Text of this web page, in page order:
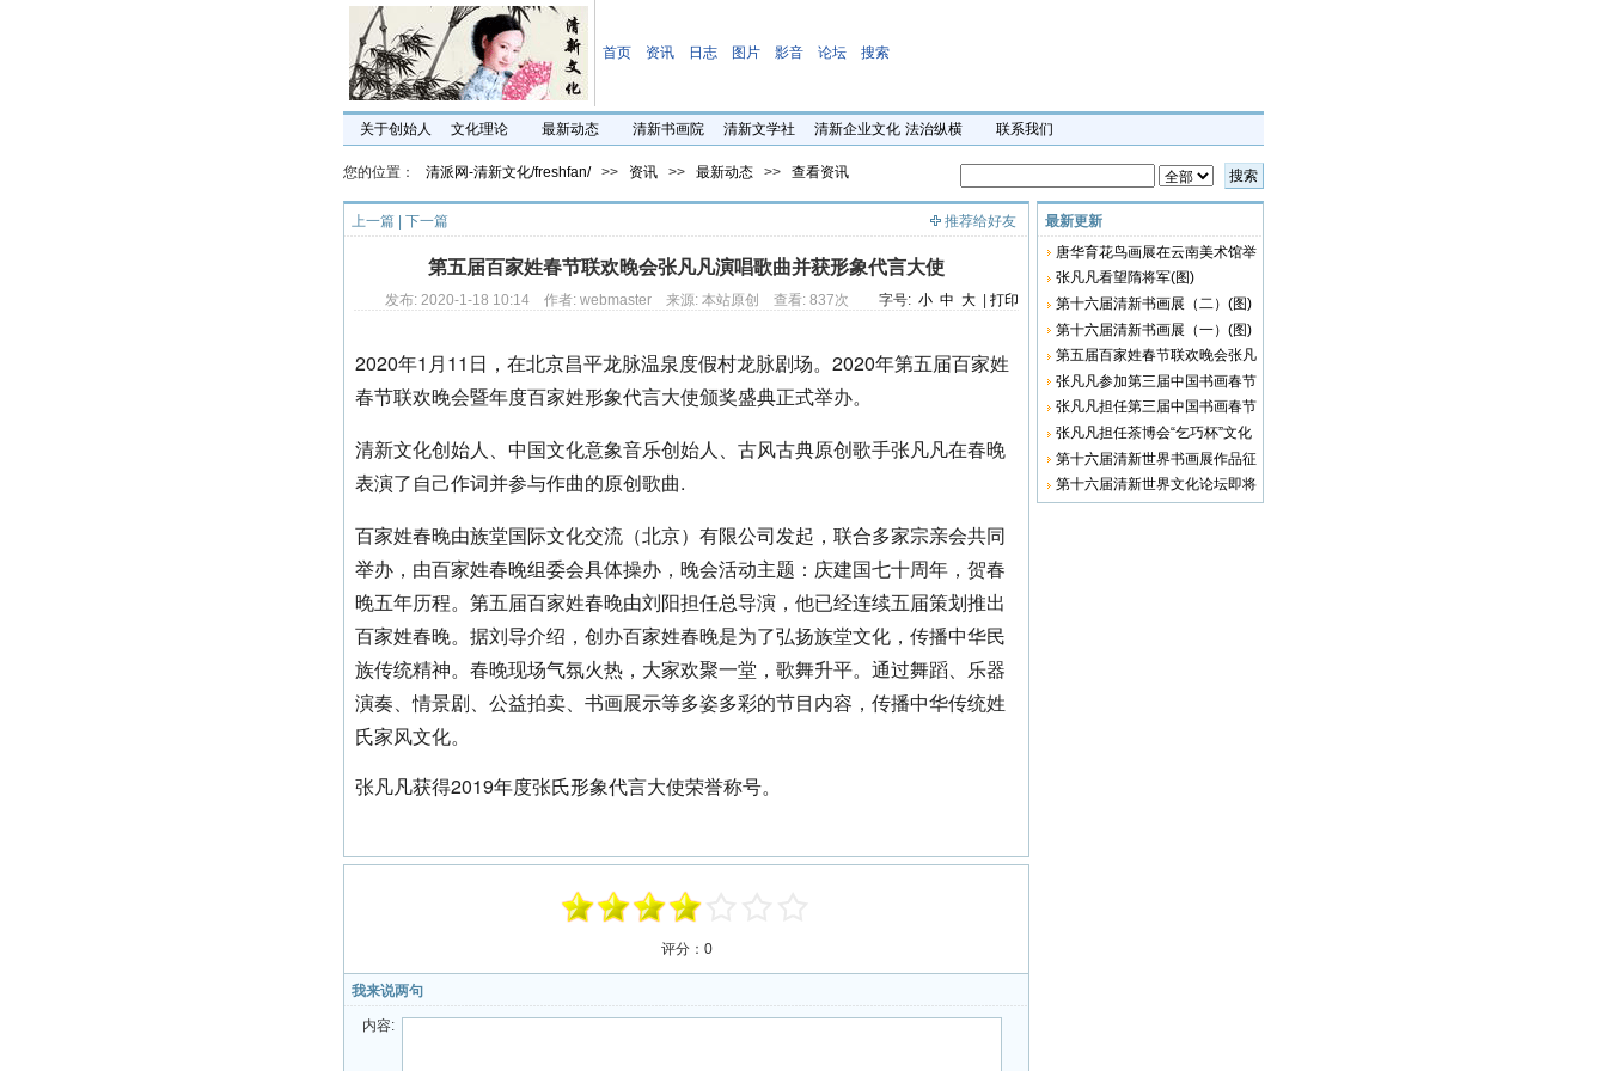
首页 资讯 日志 图片 影音 论坛 搜索
关于创始人 文化理论 最新动态 清新书画院 清新文学社 清新企业文化 法治纵横 联系我们
搜索
您的位置： 清派网-清新文化/freshfan/ >> 资讯 >> 最新动态 >> 查看资讯
最新更新
唐华育花鸟画展在云南美术馆举
行(图)
张凡凡看望隋将军(图)
第十六届清新书画展（二）(图)
第十六届清新书画展（一）(图)
第五届百家姓春节联欢晚会张凡
凡演唱歌曲并获形象代言大使
张凡凡参加第三届中国书画春节
联欢晚会演唱歌曲并获奖(图)
张凡凡担任第三届中国书画春节
联欢晚会书画传播大使(图)
张凡凡担任茶博会“乞巧杯”文化
推广大使比赛评委(图)
第十六届清新世界书画展作品征
集启事(图)
第十六届清新世界文化论坛即将
推荐给好友
上一篇 | 下一篇
第五届百家姓春节联欢晚会张凡凡演唱歌曲并获形象代言大使
字号: 小 中 大 | 打印
发布: 2020-1-18 10:14 作者: webmaster 来源: 本站原创 查看: 837次
2020年1月11日，在北京昌平龙脉温泉度假村龙脉剧场。2020年第五届百家姓
春节联欢晚会暨年度百家姓形象代言大使颁奖盛典正式举办。
清新文化创始人、中国文化意象音乐创始人、古风古典原创歌手张凡凡在春晚
表演了自己作词并参与作曲的原创歌曲.
百家姓春晚由族堂国际文化交流（北京）有限公司发起，联合多家宗亲会共同
举办，由百家姓春晚组委会具体操办，晚会活动主题：庆建国七十周年，贺春
晚五年历程。第五届百家姓春晚由刘阳担任总导演，他已经连续五届策划推出
百家姓春晚。据刘导介绍，创办百家姓春晚是为了弘扬族堂文化，传播中华民
族传统精神。春晚现场气氛火热，大家欢聚一堂，歌舞升平。通过舞蹈、乐器
演奏、情景剧、公益拍卖、书画展示等多姿多彩的节目内容，传播中华传统姓
氏家风文化。
张凡凡获得2019年度张氏形象代言大使荣誉称号。
评分： 0
我来说两句
内容: